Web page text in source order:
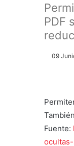
PDF
09
Fuente:
ocultas-